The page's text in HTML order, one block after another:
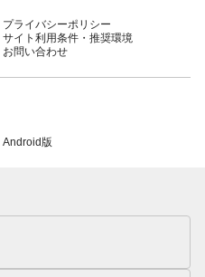
プライバシーポリシー
サイト利用条件・推奨環境
お問い合わせ
Android版